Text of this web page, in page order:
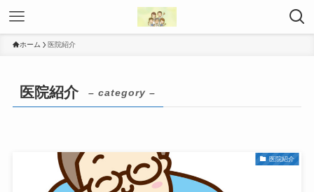
ホーム 医院紹介
医院紹介 – category –
医院紹介